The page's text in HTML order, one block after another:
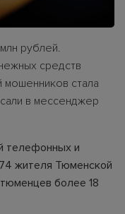
рублей.
средств
стала
в мессенджер
телефонных и
жителя Тюменской
более 18